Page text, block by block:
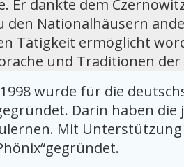
Er dankte dem
den Nationalhäusern
Tätigkeit ermöglicht
und Traditionen
wurde für die
Darin haben
Mit Unterstützung